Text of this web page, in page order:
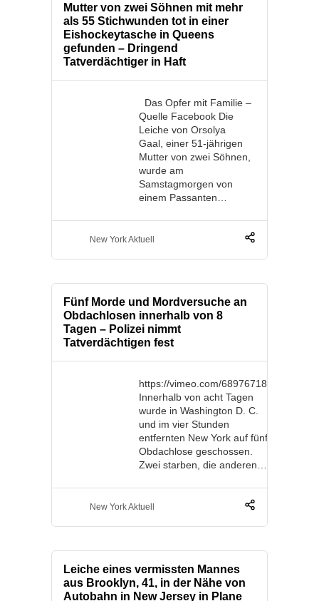
Mutter von zwei Söhnen mit mehr
als 55 Stichwunden tot in einer
Eishockeytasche in Queens
gefunden – Dringend
Tatverdächtiger in Haft
Das Opfer mit Familie –
Quelle Facebook Die
Leiche von Orsolya
Gaal, einer 51-jährigen
Mutter von zwei Söhnen,
wurde am
Samstagmorgen von
einem Passanten…
New York Aktuell
Fünf Morde und Mordversuche an
Obdachlosen innerhalb von 8
Tagen – Polizei nimmt
Tatverdächtigen fest
https://vimeo.com/689767186
Innerhalb von acht Tagen
wurde in Washington D. C.
und im vier Stunden
entfernten New York auf fünf
Obdachlose geschossen.
Zwei starben, die anderen…
New York Aktuell
Leiche eines vermissten Mannes
aus Brooklyn, 41, in der Nähe von
Autobahn in New Jersey in Plane